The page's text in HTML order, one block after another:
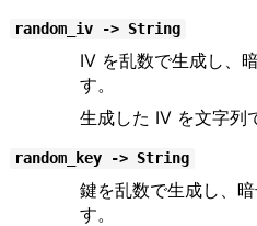
random_iv -> String
IV を乱数で生成し、
す。
生成した IV を文字列
random_key -> String
鍵を乱数で生成し、
す。